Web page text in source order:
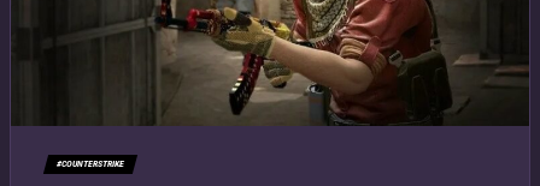
#COUNTERSTRIKE